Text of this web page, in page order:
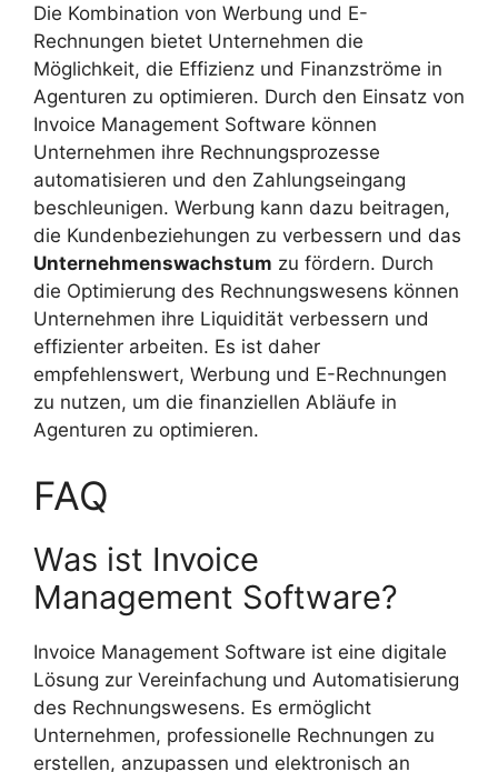
Die Kombination von Werbung und E-
Rechnungen bietet Unternehmen die
Möglichkeit, die Effizienz und Finanzströme in
Agenturen zu optimieren. Durch den Einsatz von
Invoice Management Software können
Unternehmen ihre Rechnungsprozesse
automatisieren und den Zahlungseingang
beschleunigen. Werbung kann dazu beitragen,
die Kundenbeziehungen zu verbessern und das
Unternehmenswachstum zu fördern. Durch
die Optimierung des Rechnungswesens können
Unternehmen ihre Liquidität verbessern und
effizienter arbeiten. Es ist daher
empfehlenswert, Werbung und E-Rechnungen
zu nutzen, um die finanziellen Abläufe in
Agenturen zu optimieren.
FAQ
Was ist Invoice
Management Software?
Invoice Management Software ist eine digitale
Lösung zur Vereinfachung und Automatisierung
des Rechnungswesens. Es ermöglicht
Unternehmen, professionelle Rechnungen zu
erstellen, anzupassen und elektronisch an